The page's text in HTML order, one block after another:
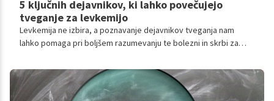
5 ključnih dejavnikov, ki lahko povečujejo
tveganje za levkemijo
Levkemija ne izbira, a poznavanje dejavnikov tveganja nam
lahko pomaga pri boljšem razumevanju te bolezni in skrbi za